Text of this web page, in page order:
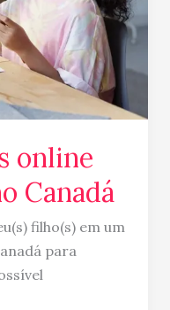
online
Canadá
filho(s) em um
para